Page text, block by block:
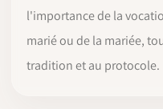
l'importance de la
marié ou de la mariée,
tradition et au protocole.